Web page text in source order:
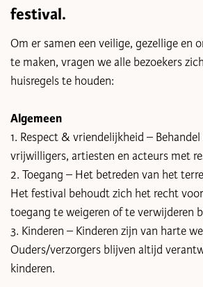
festival.
Om er samen een veilige, gezellige en
te maken, vragen we alle bezoekers
huisregels te houden:
Algemeen
1. Respect & vriendelijkheid – Behandel
vrijwilligers, artiesten en acteurs met
2. Toegang – Het betreden van het
Het festival behoudt zich het recht
toegang te weigeren of te verwijderen
3. Kinderen – Kinderen zijn van harte
Ouders/verzorgers blijven altijd
kinderen.